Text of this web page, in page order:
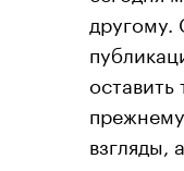
другому.
взгляды,